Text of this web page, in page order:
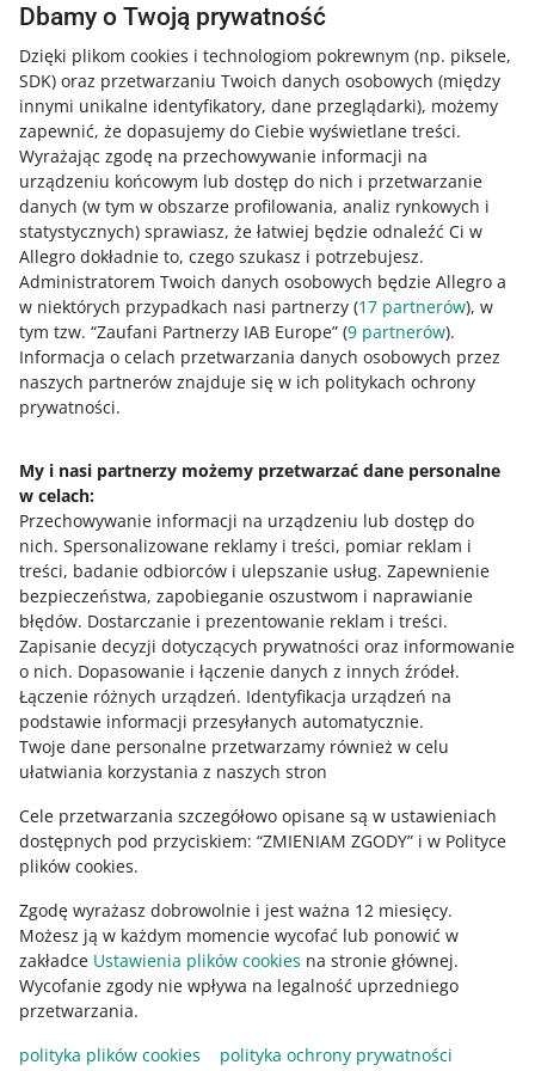
Dbamy o Twoją prywatność
Dzięki plikom cookies i technologiom pokrewnym (np. piksele,
SDK) oraz przetwarzaniu Twoich danych osobowych (między
innymi unikalne identyfikatory, dane przeglądarki), możemy
zapewnić, że dopasujemy do Ciebie wyświetlane treści.
Wyrażając zgodę na przechowywanie informacji na
urządzeniu końcowym lub dostęp do nich i przetwarzanie
danych (w tym w obszarze profilowania, analiz rynkowych i
statystycznych) sprawiasz, że łatwiej będzie odnaleźć Ci w
Allegro dokładnie to, czego szukasz i potrzebujesz.
Administratorem Twoich danych osobowych będzie Allegro a
w niektórych przypadkach nasi partnerzy (17 partnerów), w
tym tzw. “Zaufani Partnerzy IAB Europe” (9 partnerów).
Informacja o celach przetwarzania danych osobowych przez
naszych partnerów znajduje się w ich politykach ochrony
prywatności.
My i nasi partnerzy możemy przetwarzać dane personalne
w celach:
Przechowywanie informacji na urządzeniu lub dostęp do
nich. Spersonalizowane reklamy i treści, pomiar reklam i
treści, badanie odbiorców i ulepszanie usług. Zapewnienie
bezpieczeństwa, zapobieganie oszustwom i naprawianie
błędów. Dostarczanie i prezentowanie reklam i treści.
Zapisanie decyzji dotyczących prywatności oraz informowanie
o nich. Dopasowanie i łączenie danych z innych źródeł.
Łączenie różnych urządzeń. Identyfikacja urządzeń na
podstawie informacji przesyłanych automatycznie.
Twoje dane personalne przetwarzamy również w celu
ułatwiania korzystania z naszych stron
Cele przetwarzania szczegółowo opisane są w ustawieniach
dostępnych pod przyciskiem: “ZMIENIAM ZGODY” i w Polityce
plików cookies.
Zgodę wyrażasz dobrowolnie i jest ważna 12 miesięcy.
Możesz ją w każdym momencie wycofać lub ponowić w
zakładce Ustawienia plików cookies na stronie głównej.
Wycofanie zgody nie wpływa na legalność uprzedniego
przetwarzania.
polityka plików cookies
polityka ochrony prywatności
SZYBKA WSKAZÓWKA
Zasilenie zwrotu środków do
kupującego
SZYBKA WSKAZÓWKA 2 MIN
Opłaty na Allegro bez tajemnic
SZYBKA WSKAZÓWKA 6 MIN
Jak ustawić wypłaty pieniędzy ze
sprzedaży
Potrzebujesz pomocy?
Skontaktuj się z nami
Zapytaj społeczność
Zajrzyj na Allegro Gadane
Ta strona jest też dostępna w innych językach